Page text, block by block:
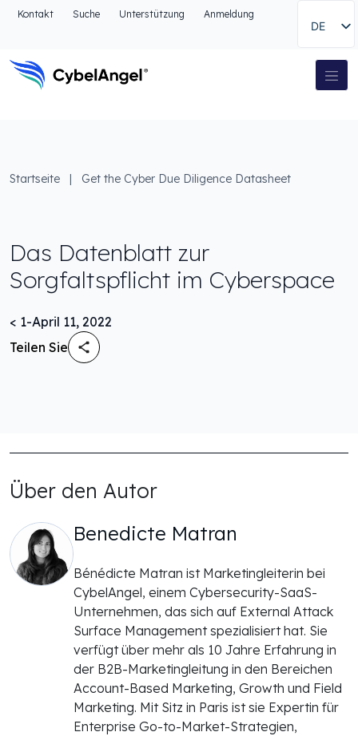
Zum Kopfbereich
Zur Suche gehen
Zum Fußbereich
Kontakt Suche Unterstützung Anmeldung
DE
Hauptnavigation
Startseite | Get the Cyber Due Diligence Datasheet
Das Datenblatt zur
Sorgfaltspflicht im Cyberspace
< 1-April 11, 2022
Teilen Sie
Über den Autor
Benedicte Matran
Bénédicte Matran ist Marketingleiterin bei
CybelAngel, einem Cybersecurity-SaaS-
Unternehmen, das sich auf External Attack
Surface Management spezialisiert hat. Sie
verfügt über mehr als 10 Jahre Erfahrung in
der B2B-Marketingleitung in den Bereichen
Account-Based Marketing, Growth und Field
Marketing. Mit Sitz in Paris ist sie Expertin für
Enterprise Go-to-Market-Strategien,